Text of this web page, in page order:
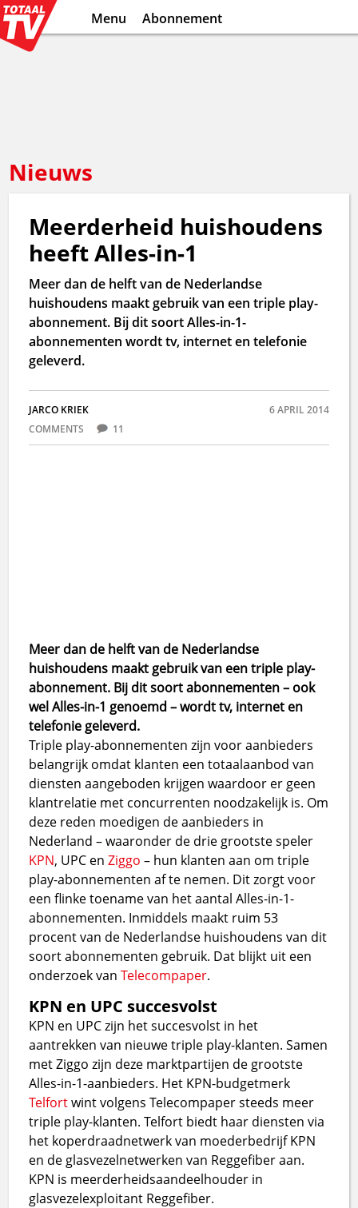
Menu Abonnement
Nieuws
Meerderheid huishoudens
heeft Alles-in-1
Meer dan de helft van de Nederlandse
huishoudens maakt gebruik van een triple play-
abonnement. Bij dit soort Alles-in-1-
abonnementen wordt tv, internet en telefonie
geleverd.
JARCO KRIEK
6 APRIL 2014
COMMENTS
11
Meer dan de helft van de Nederlandse
huishoudens maakt gebruik van een triple play-
abonnement. Bij dit soort abonnementen – ook
wel Alles-in-1 genoemd – wordt tv, internet en
telefonie geleverd.
Triple play-abonnementen zijn voor aanbieders
belangrijk omdat klanten een totaalaanbod van
diensten aangeboden krijgen waardoor er geen
klantrelatie met concurrenten noodzakelijk is. Om
deze reden moedigen de aanbieders in
Nederland – waaronder de drie grootste speler
KPN, UPC enZiggo – hun klanten aan om triple
play-abonnementen af te nemen. Dit zorgt voor
een flinke toename van het aantal Alles-in-1-
abonnementen. Inmiddels maakt ruim 53
procent van de Nederlandse huishoudens van dit
soort abonnementen gebruik. Dat blijkt uit een
onderzoek vanTelecompaper.
KPN en UPC succesvolst
KPN en UPC zijn het succesvolst in het
aantrekken van nieuwe triple play-klanten. Samen
met Ziggo zijn deze marktpartijen de grootste
Alles-in-1-aanbieders. Het KPN-budgetmerk
Telfortwint volgens Telecompaper steeds meer
triple play-klanten. Telfort biedt haar diensten via
het koperdraadnetwerk van moederbedrijf KPN
en de glasvezelnetwerken van Reggefiber aan.
KPN is meerderheidsaandeelhouder in
glasvezelexploitant Reggefiber.